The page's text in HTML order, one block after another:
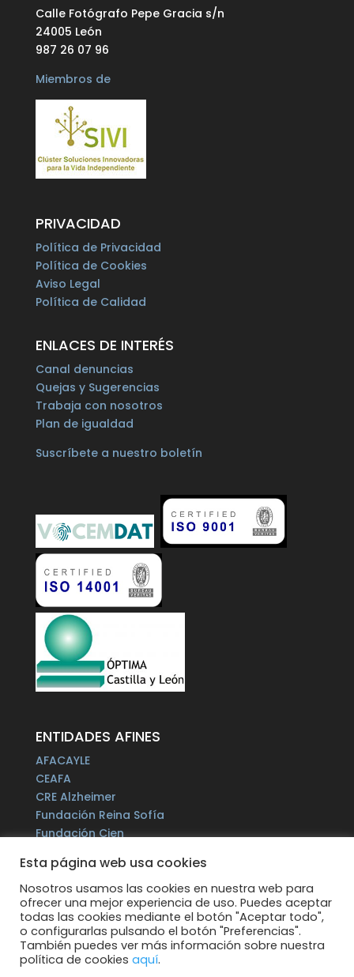
Calle Fotógrafo Pepe Gracia s/n
24005 León
987 26 07 96
Miembros de
PRIVACIDAD
Política de Privacidad
Política de Cookies
Aviso Legal
Política de Calidad
ENLACES DE INTERÉS
Canal denuncias
Quejas y Sugerencias
Trabaja con nosotros
Plan de igualdad
Suscríbete a nuestro boletín
ENTIDADES AFINES
AFACAYLE
CEAFA
CRE Alzheimer
Fundación Reina Sofía
Fundación Cien
Fundación Por un Mañana sin Alzheimer
Fundación Tase
Alzheimer Europe
Esta página web usa cookies
Nosotros usamos las cookies en nuestra web para
ofrecer una mejor experiencia de uso. Puedes aceptar
todas las cookies mediante el botón "Aceptar todo",
o configurarlas pulsando el botón "Preferencias".
También puedes ver más información sobre nuestra
política de cookies aquí.